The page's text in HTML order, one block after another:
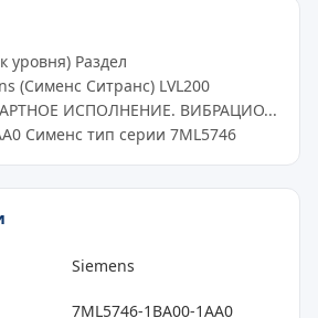
уровня) Раздел
(Сименс Ситранс) LVL200
ИСПОЛНЕНИЕ. ВИБРАЦИО...
Сименс тип серии 7ML5746
Siemens
7ML5746-1BA00-1AA0